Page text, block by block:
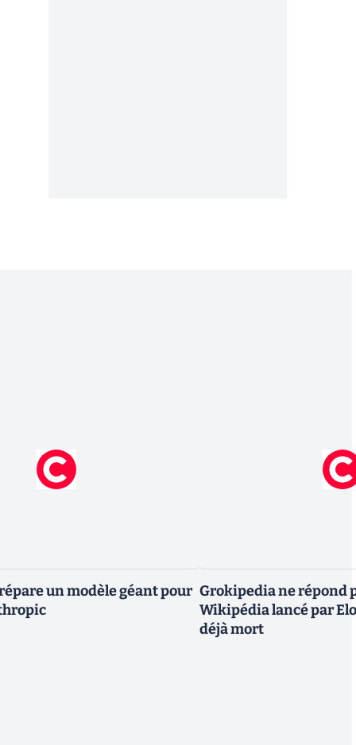
un modèle géant pour Grokipedia ne répond
Wikipédia lancé par
déjà mort